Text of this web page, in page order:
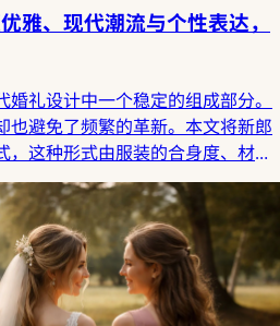
雅、现代潮流与个性表达，
礼设计中一个稳定的组成部分。
也避免了频繁的革新。本文将新郎
，这种形式由服装的合身度、材
式结构共同塑造而成。